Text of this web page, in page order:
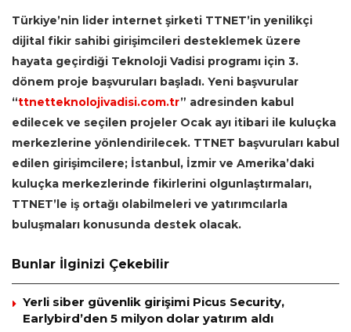
Türkiye’nin lider internet şirketi TTNET’in yenilikçi
dijital fikir sahibi girişimcileri desteklemek üzere
hayata geçirdiği Teknoloji Vadisi programı için 3.
dönem proje başvuruları başladı. Yeni başvurular
“ttnetteknolojivadisi.com.tr” adresinden kabul
edilecek ve seçilen projeler Ocak ayı itibari ile kuluçka
merkezlerine yönlendirilecek. TTNET başvuruları kabul
edilen girişimcilere; İstanbul, İzmir ve Amerika’daki
kuluçka merkezlerinde fikirlerini olgunlaştırmaları,
TTNET’le iş ortağı olabilmeleri ve yatırımcılarla
buluşmaları konusunda destek olacak.
Bunlar İlginizi Çekebilir
Yerli siber güvenlik girişimi Picus Security,
Earlybird’den 5 milyon dolar yatırım aldı